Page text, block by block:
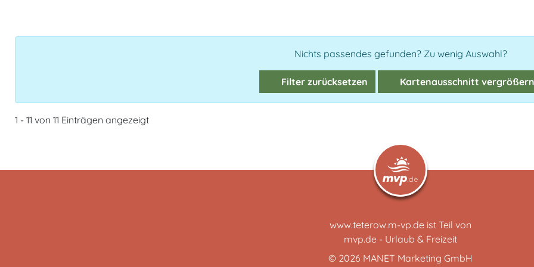
Nichts passendes gefunden? Zu wenig Auswahl?
Filter zurücksetzen Kartenausschnitt vergrößern
1 - 11 von 11 Einträgen angezeigt
www.teterow.m-vp.de ist Teil von
mvp.de - Urlaub & Freizeit
© 2026 MANET Marketing GmbH